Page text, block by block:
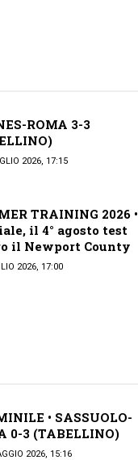
ROMA 3-3
2026, 17:15
TRAINING 2026 •
il 4° agosto test
il Newport County
2026, 17:00
• SASSUOLO-
0-3 (TABELLINO)
2026, 15:16